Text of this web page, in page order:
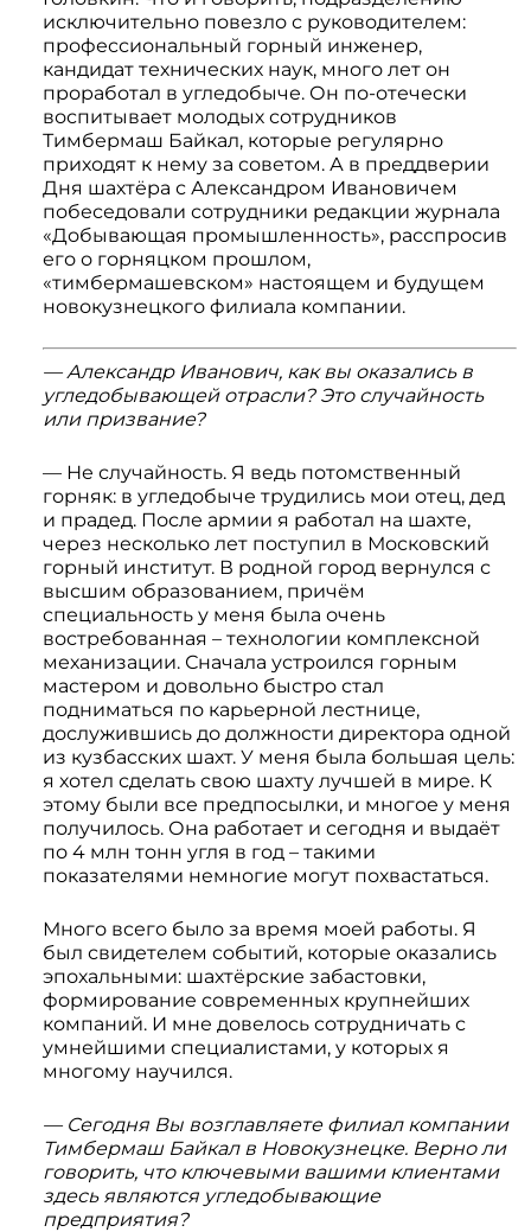
исключительно повезло с руководителем:
профессиональный горный инженер,
кандидат технических наук, много лет он
проработал в угледобыче. Он по-отечески
воспитывает молодых сотрудников
Тимбермаш Байкал, которые регулярно
приходят к нему за советом. А в преддверии
Дня шахтёра с Александром Ивановичем
побеседовали сотрудники редакции журнала
«Добывающая промышленность», расспросив
его о горняцком прошлом,
«тимбермашевском» настоящем и будущем
новокузнецкого филиала компании.
— Александр Иванович, как вы оказались в
угледобывающей отрасли? Это случайность
или призвание?
— Не случайность. Я ведь потомственный
горняк: в угледобыче трудились мои отец, дед
и прадед. После армии я работал на шахте,
через несколько лет поступил в Московский
горный институт. В родной город вернулся с
высшим образованием, причём
специальность у меня была очень
востребованная – технологии комплексной
механизации. Сначала устроился горным
мастером и довольно быстро стал
подниматься по карьерной лестнице,
дослужившись до должности директора одной
из кузбасских шахт. У меня была большая цель:
я хотел сделать свою шахту лучшей в мире. К
этому были все предпосылки, и многое у меня
получилось. Она работает и сегодня и выдаёт
по 4 млн тонн угля в год – такими
показателями немногие могут похвастаться.
Много всего было за время моей работы. Я
был свидетелем событий, которые оказались
эпохальными: шахтёрские забастовки,
формирование современных крупнейших
компаний. И мне довелось сотрудничать с
умнейшими специалистами, у которых я
многому научился.
— Сегодня Вы возглавляете филиал компании
Тимбермаш Байкал в Новокузнецке. Верно ли
говорить, что ключевыми вашими клиентами
здесь являются угледобывающие
предприятия?
Системы 3D нивелирования
Мини-погрузчики
Грейферные захваты
Посевная техника